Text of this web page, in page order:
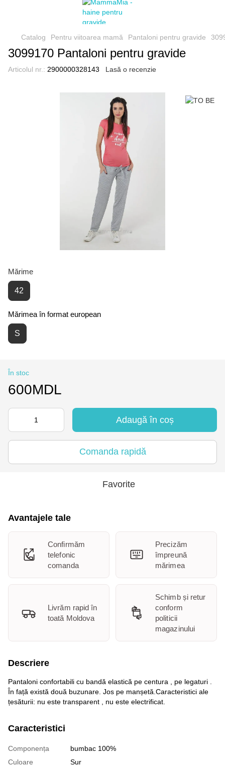
Catalog Pentru viitoarea mamă Pantaloni pentru gravide
3099170 Pantaloni pentru gravide
Articolul nr.: 2900000328143 Lasă o recenzie
Mărime
42
Mărimea în format european
S
În stoc
600MDL
Adaugă în coș
Comanda rapidă
Favorite
Avantajele tale
Confirmăm
telefonic
comanda
Precizăm
împreună
mărimea
Livrăm rapid în
toată Moldova
Schimb și retur
conform
politicii
magazinului
Descriere
Pantaloni confortabili cu bandă elastică pe centura , pe legaturi .
În față există două buzunare. Jos pe manșetă.Caracteristici ale
țesăturii: nu este transparent , nu este electrificat.
Caracteristici
Componența
bumbac 100%
Culoare
Sur